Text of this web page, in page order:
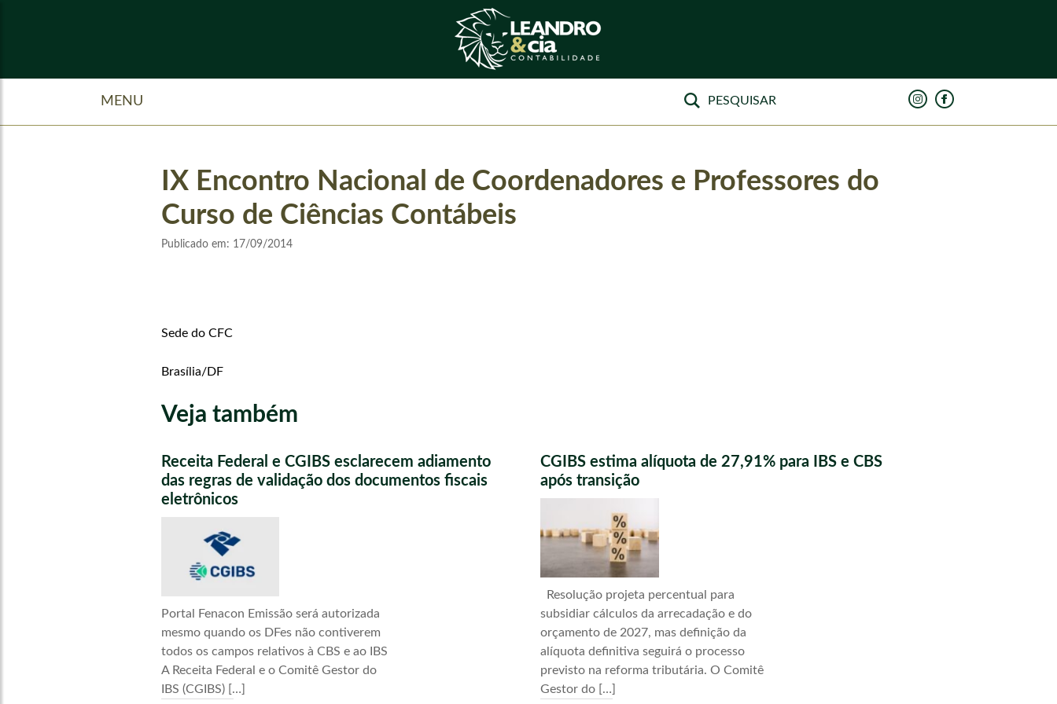
MENU
IX Encontro Nacional de Coordenadores e Professores do
Curso de Ciências Contábeis
Publicado em: 17/09/2014
Sede do CFC
Brasília/DF
Veja também
Receita Federal e CGIBS esclarecem adiamento
das regras de validação dos documentos fiscais
eletrônicos
Portal Fenacon Emissão será autorizada
mesmo quando os DFes não contiverem
todos os campos relativos à CBS e ao IBS
A Receita Federal e o Comitê Gestor do
IBS (CGIBS) […]
CGIBS estima alíquota de 27,91% para IBS e CBS
após transição
Resolução projeta percentual para
subsidiar cálculos da arrecadação e do
orçamento de 2027, mas definição da
alíquota definitiva seguirá o processo
previsto na reforma tributária. O Comitê
Gestor do […]